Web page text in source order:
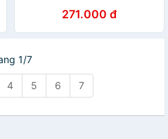
271.000 đ
1/7
4 5 6 7